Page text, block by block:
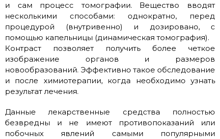
и сам процесс томографии. Вещество вводят
несколькими способами: однократно, перед
процедурой (внутривенно) и дозировано, с
помощью капельницы (динамическая томография).
Контраст позволяет получить более четкое
изображение органов и размеров
новообразований. Эффективно такое обследование
и после химиотерапии, когда необходимо узнать
результат лечения.
Данные лекарственные средства полностью
безвредны и не имеют противопоказаний или
побочных явлений самыми популярными